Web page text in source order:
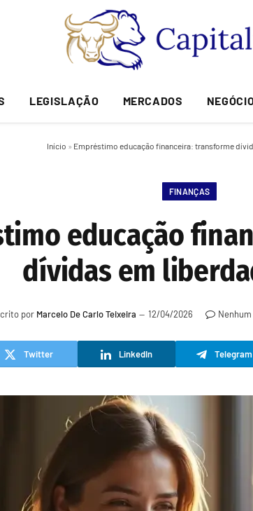
LEGISLAÇÃO MERCADOS
Início » Empréstimo educação financeira: transforme
FINANÇAS
educação
dívidas em
por Marcelo De Carlo Teixeira 12/04/2026
Twitter LinkedIn Telegram